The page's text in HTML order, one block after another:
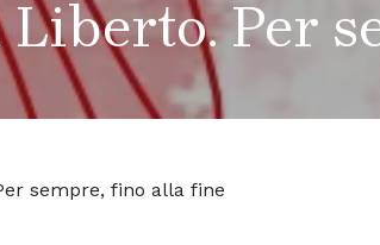
Liberto. Per
sempre, fino alla fine